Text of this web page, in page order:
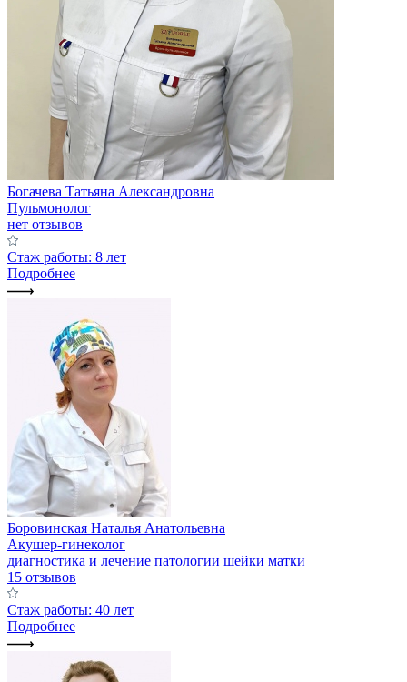
Богачева Татьяна Александровна
Пульмонолог
нет отзывов
Стаж работы: 8 лет
Подробнее
Боровинская Наталья Анатольевна
Акушер-гинеколог
диагностика и лечение патологии шейки матки
15 отзывов
Стаж работы: 40 лет
Подробнее